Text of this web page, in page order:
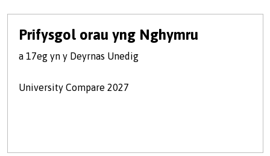
Prifysgol orau yng Nghymru
a 17eg yn y Deyrnas Unedig
University Compare 2027